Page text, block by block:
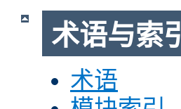
术语与索引
术语